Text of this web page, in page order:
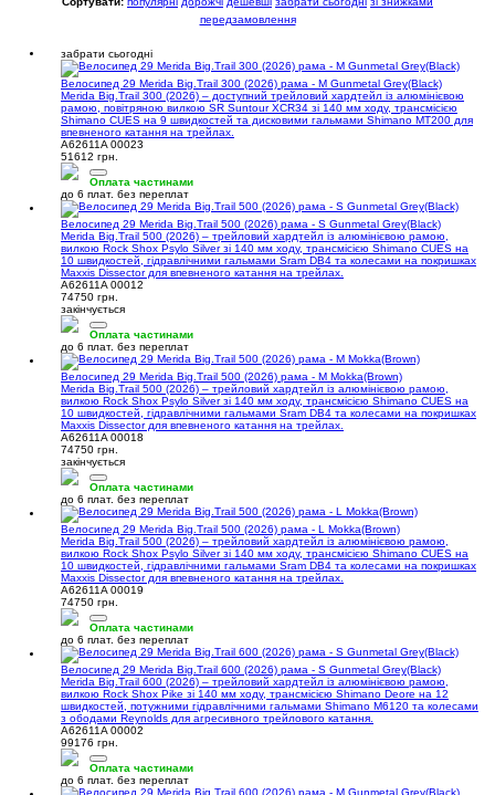
передзамовлення
забрати сьогодні
Велосипед 29 Merida Big.Trail 300 (2026) рама - M Gunmetal Grey(Black)
Merida Big.Trail 300 (2026) – доступний трейловий хардтейл із алюмінієвою
рамою, повітряною вилкою SR Suntour XCR34 зі 140 мм ходу, трансмісією
Shimano CUES на 9 швидкостей та дисковими гальмами Shimano MT200 для
впевненого катання на трейлах.
A62611A 00023
51612 грн.
Оплата частинами
до 6 плат. без переплат
Велосипед 29 Merida Big.Trail 500 (2026) рама - S Gunmetal Grey(Black)
Merida Big.Trail 500 (2026) – трейловий хардтейл із алюмінієвою рамою,
вилкою Rock Shox Psylo Silver зі 140 мм ходу, трансмісією Shimano CUES на
10 швидкостей, гідравлічними гальмами Sram DB4 та колесами на покришках
Maxxis Dissector для впевненого катання на трейлах.
A62611A 00012
74750 грн.
закінчується
Оплата частинами
до 6 плат. без переплат
Велосипед 29 Merida Big.Trail 500 (2026) рама - M Mokka(Brown)
Merida Big.Trail 500 (2026) – трейловий хардтейл із алюмінієвою рамою,
вилкою Rock Shox Psylo Silver зі 140 мм ходу, трансмісією Shimano CUES на
10 швидкостей, гідравлічними гальмами Sram DB4 та колесами на покришках
Maxxis Dissector для впевненого катання на трейлах.
A62611A 00018
74750 грн.
закінчується
Оплата частинами
до 6 плат. без переплат
Велосипед 29 Merida Big.Trail 500 (2026) рама - L Mokka(Brown)
Merida Big.Trail 500 (2026) – трейловий хардтейл із алюмінієвою рамою,
вилкою Rock Shox Psylo Silver зі 140 мм ходу, трансмісією Shimano CUES на
10 швидкостей, гідравлічними гальмами Sram DB4 та колесами на покришках
Maxxis Dissector для впевненого катання на трейлах.
A62611A 00019
74750 грн.
Оплата частинами
до 6 плат. без переплат
Велосипед 29 Merida Big.Trail 600 (2026) рама - S Gunmetal Grey(Black)
Merida Big.Trail 600 (2026) – трейловий хардтейл із алюмінієвою рамою,
вилкою Rock Shox Pike зі 140 мм ходу, трансмісією Shimano Deore на 12
швидкостей, потужними гідравлічними гальмами Shimano M6120 та колесами
з ободами Reynolds для агресивного трейлового катання.
A62611A 00002
99176 грн.
Оплата частинами
до 6 плат. без переплат